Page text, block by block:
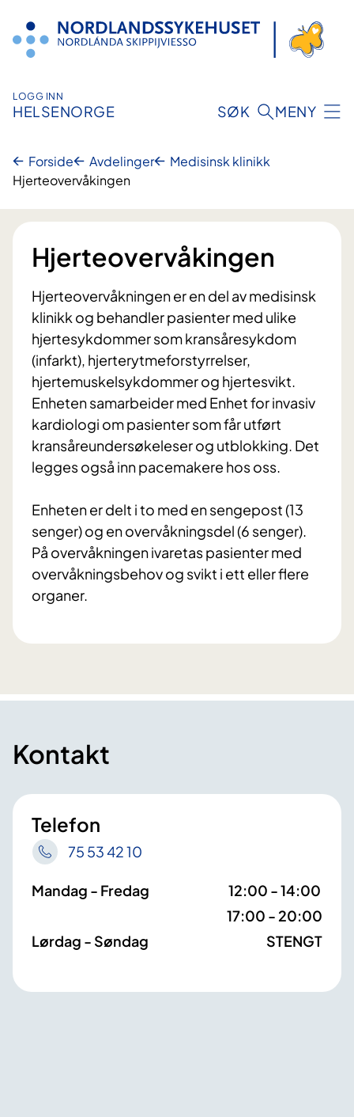
innhold
LOGG INN
HELSENORGE SØK MENY
Forside Avdelinger
Medisinsk klinikk
Hjerteovervåkingen
Hjerteovervåkingen
Hjerteovervåkningen er en del av medisinsk
klinikk og behandler pasienter med ulike
hjertesykdommer som kransåresykdom
(infarkt), hjerterytmeforstyrrelser,
hjertemuskelsykdommer og hjertesvikt.
Enheten samarbeider med Enhet for invasiv
kardiologi om pasienter som får utført
kransåreundersøkeleser og utblokking. Det
legges også inn pacemakere hos oss.
Enheten er delt i to med en sengepost (13
senger) og en overvåkningsdel (6 senger).
På overvåkningen ivaretas pasienter med
overvåkningsbehov og svikt i ett eller flere
organer.
Kontakt
Telefon
75 53 42 10
Mandag - Fredag
12:00 - 14:00
17:00 - 20:00
Lørdag - Søndag
STENGT